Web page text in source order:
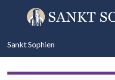
Sankt Sophien